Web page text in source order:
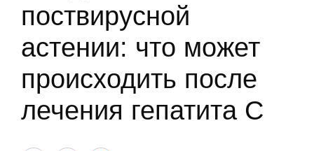
поствирусной
астении: что может
происходить после
лечения гепатита С